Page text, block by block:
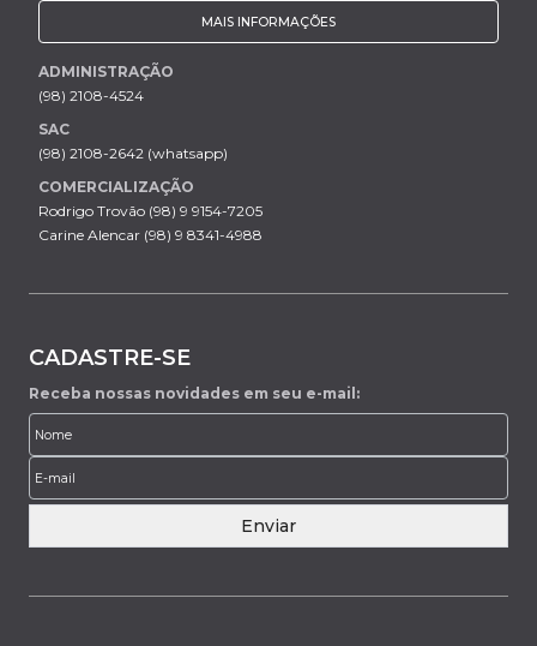
MAIS INFORMAÇÕES
ADMINISTRAÇÃO
(98) 2108-4524
SAC
(98) 2108-2642 (whatsapp)
COMERCIALIZAÇÃO
Rodrigo Trovão (98) 9 9154-7205
Carine Alencar (98) 9 8341-4988
CADASTRE-SE
Receba nossas novidades em seu e-mail:
Enviar